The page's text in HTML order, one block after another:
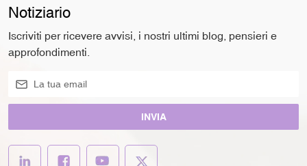
Notiziario
Iscriviti per ricevere avvisi, i nostri ultimi blog, pensieri e
approfondimenti.
INVIA